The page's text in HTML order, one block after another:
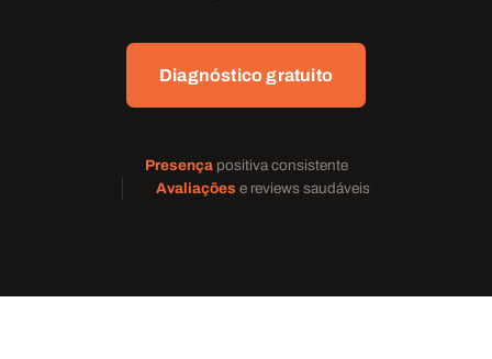
Diagnóstico gratuito
Presençapositiva consistente
Avaliações e reviews saudáveis